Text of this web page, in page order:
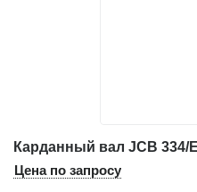
Цена по запросу